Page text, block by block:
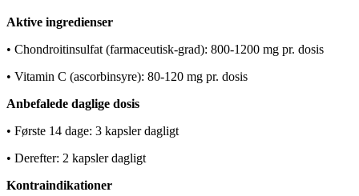
Aktive ingredienser
• Chondroitinsulfat (farmaceutisk-grad): 800-1200 mg pr. dosis
• Vitamin C (ascorbinsyre): 80-120 mg pr. dosis
Anbefalede daglige dosis
• Første 14 dage: 3 kapsler dagligt
• Derefter: 2 kapsler dagligt
Kontraindikationer